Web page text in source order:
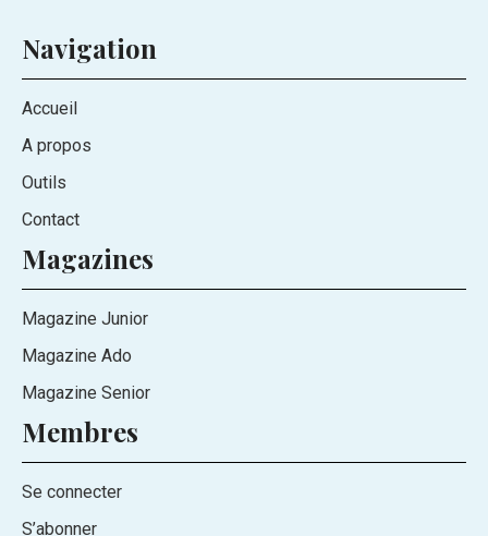
Navigation
Accueil
A propos
Outils
Contact
Magazines
Magazine Junior
Magazine Ado
Magazine Senior
Membres
Se connecter
S’abonner